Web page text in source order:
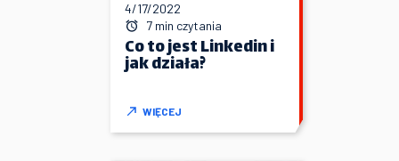
4/17/2022
7 min czytania
Co to jest Linkedin i
jak działa?
WIĘCEJ